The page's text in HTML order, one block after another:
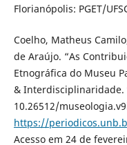
Florianópolis: PGET/
Coelho, Matheus
de Araújo. “As
Etnográfica do Museu
& Interdisciplinaridade.
10.26512/
https://
Acesso em 24 de